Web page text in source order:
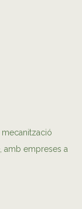
mecanització
amb empreses a